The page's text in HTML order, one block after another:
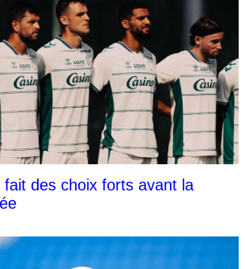
des choix forts avant la